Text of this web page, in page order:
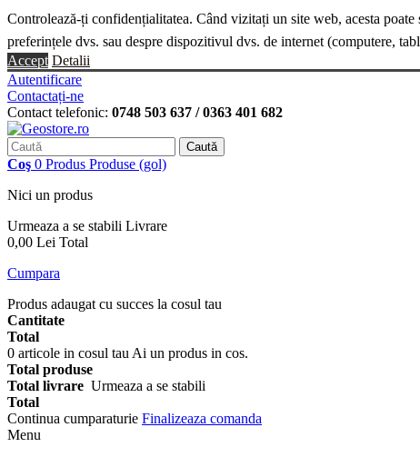
Controlează-ți confidențialitatea. Când vizitați un site web, acesta
preferințele dvs. sau despre dispozitivul dvs. de internet (computere,
Accept Detalii
Autentificare
Contactați-ne
Contact telefonic: 0748 503 637 / 0363 401 682
Caută
Coş 0 Produs Produse (gol)
Nici un produs
Urmeaza a se stabili Livrare
0,00 Lei Total
Cumpara
Produs adaugat cu succes la cosul tau
Cantitate
Total
0 articole in cosul tau Ai un produs in cos.
Total produse
Total livrare Urmeaza a se stabili
Total
Continua cumparaturie Finalizeaza comanda
Menu